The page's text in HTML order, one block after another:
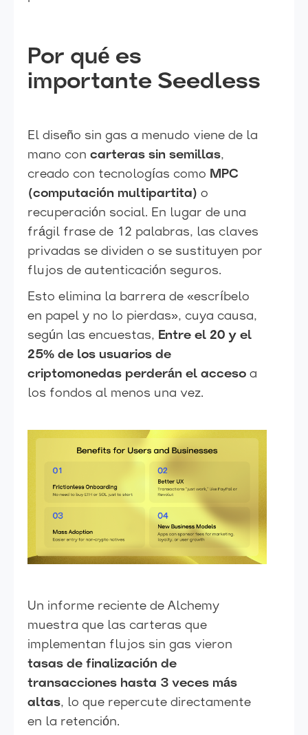
Por qué es
importante Seedless
El diseño sin gas a menudo viene de la
mano con carteras sin semillas,
creado con tecnologías como MPC
(computación multipartita) o
recuperación social. En lugar de una
frágil frase de 12 palabras, las claves
privadas se dividen o se sustituyen por
flujos de autenticación seguros.
Esto elimina la barrera de «escríbelo
en papel y no lo pierdas», cuya causa,
según las encuestas, Entre el 20 y el
25% de los usuarios de
criptomonedas perderán el acceso a
los fondos al menos una vez.
Un informe reciente de Alchemy
muestra que las carteras que
implementan flujos sin gas vieron
tasas de finalización de
transacciones hasta 3 veces más
altas, lo que repercute directamente
en la retención.